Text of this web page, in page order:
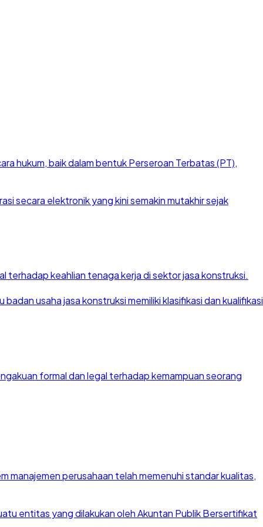
hukum, baik dalam bentuk Perseroan Terbatas (PT),
secara elektronik yang kini semakin mutakhir sejak
keahlian tenaga kerja di sektor jasa konstruksi.
usaha jasa konstruksi memiliki klasifikasi dan kualifikasi
formal dan legal terhadap kemampuan seorang
perusahaan telah memenuhi standar kualitas,
entitas yang dilakukan oleh Akuntan Publik Bersertifikat